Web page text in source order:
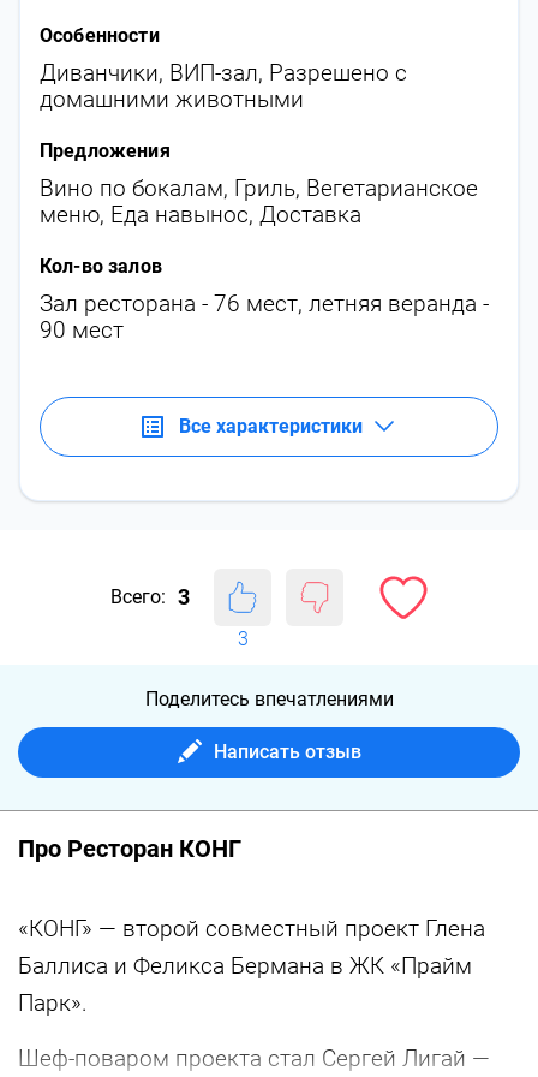
Особенности
Диванчики, ВИП-зал, Разрешено с
домашними животными
Предложения
Вино по бокалам, Гриль, Вегетарианское
меню, Еда навынос, Доставка
Кол-во залов
Зал ресторана - 76 мест, летняя веранда -
90 мест
Все характеристики
Всего: 3
3
Поделитесь впечатлениями
Написать отзыв
Про Ресторан КОНГ
«КОНГ» — второй совместный проект Глена
Баллиса и Феликса Бермана в ЖК «Прайм
Парк».
Шеф-поваром проекта стал Сергей Лигай —